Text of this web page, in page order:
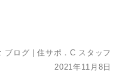
ブログ |住サポ．C スタッフ
2021年11月8日